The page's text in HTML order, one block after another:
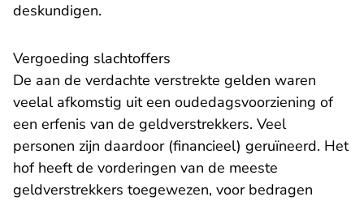
deskundigen.
Vergoeding slachtoffers
De aan de verdachte verstrekte gelden waren
veelal afkomstig uit een oudedagsvoorziening of
een erfenis van de geldverstrekkers. Veel
personen zijn daardoor (financieel) geruïneerd. Het
hof heeft de vorderingen van de meeste
geldverstrekkers toegewezen, voor bedragen